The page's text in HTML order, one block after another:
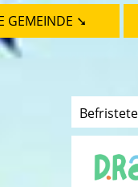
GEMEINDE ➘